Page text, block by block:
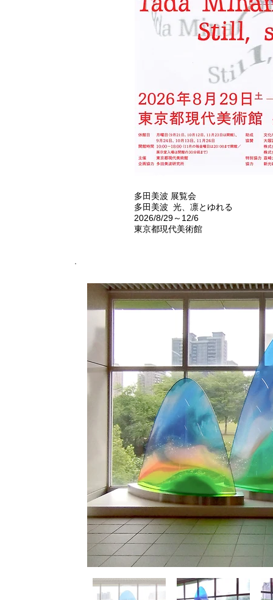
多田美波 展覧会
多田美波 光、凛とゆれる
2026/8/29～12/6
​東京都現代美術館